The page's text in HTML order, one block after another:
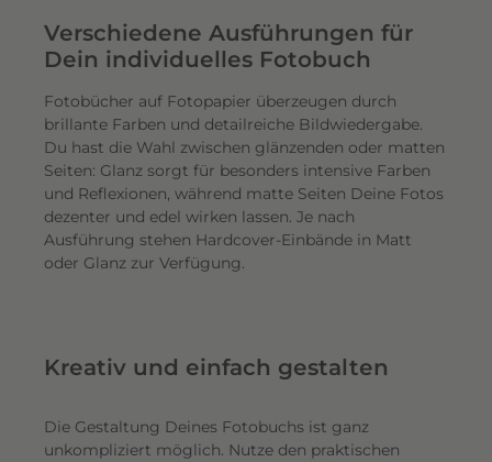
Verschiedene Ausführungen für
Dein individuelles Fotobuch
Fotobücher auf Fotopapier überzeugen durch
brillante Farben und detailreiche Bildwiedergabe.
Du hast die Wahl zwischen glänzenden oder matten
Seiten: Glanz sorgt für besonders intensive Farben
und Reflexionen, während matte Seiten Deine Fotos
dezenter und edel wirken lassen. Je nach
Ausführung stehen Hardcover-Einbände in Matt
oder Glanz zur Verfügung.
Kreativ und einfach gestalten
Die Gestaltung Deines Fotobuchs ist ganz
unkompliziert möglich. Nutze den praktischen